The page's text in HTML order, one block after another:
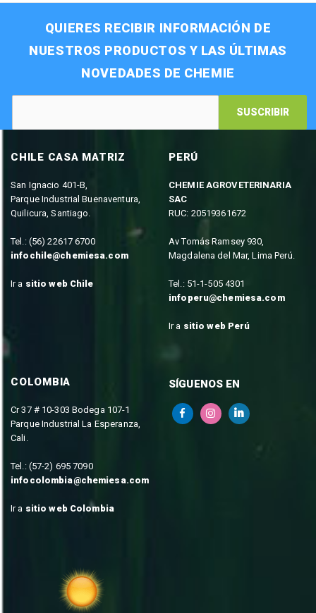
QUIERES RECIBIR INFORMACIÓN DE
NUESTROS PRODUCTOS Y LAS ÚLTIMAS
NOVEDADES DE CHEMIE
SUSCRIBIR
CHILE CASA MATRIZ
San Ignacio 401-B,
Parque Industrial Buenaventura,
Quilicura, Santiago.
Tel.: (56) 22617 6700
infochile@chemiesa.com
Ir a sitio web Chile
PERÚ
CHEMIE AGROVETERINARIA
SAC
RUC: 20519361672
Av Tomás Ramsey 930,
Magdalena del Mar, Lima Perú.
Tel.: 51-1-505 4301
infoperu@chemiesa.com
Ir a sitio web Perú
COLOMBIA
Cr 37 # 10-303 Bodega 107-1
Parque Industrial La Esperanza,
Cali.
Tel.: (57-2) 695 7090
infocolombia@chemiesa.com
Ir a sitio web Colombia
SÍGUENOS EN